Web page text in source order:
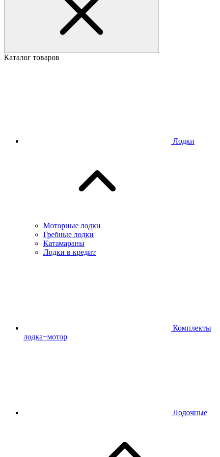
Каталог товаров
Лодки
Моторные лодки
Гребные лодки
Катамараны
Лодки в кредит
Комплекты
лодка+мотор
Лодочные